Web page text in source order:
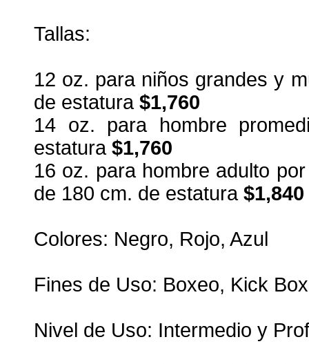
Tallas:
12 oz. para niños grandes y
de estatura $1,760
14 oz. para hombre
estatura $1,760
16 oz. para hombre adulto
de 180 cm. de estatura $1,840
Colores: Negro, Rojo, Azul
Fines de Uso: Boxeo, Kick
Nivel de Uso: Intermedio y